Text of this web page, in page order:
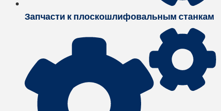
Запчасти к плоскошлифовальным станкам